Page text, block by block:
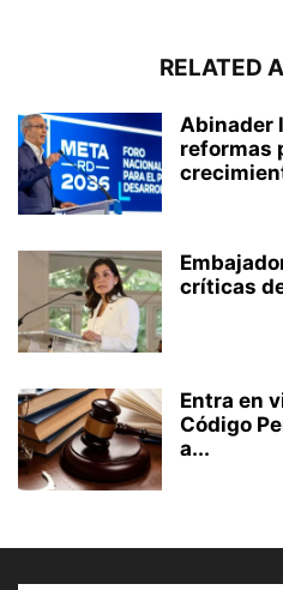
RELATED
Abinader
reformas
críticas
Entra en
Código
a...